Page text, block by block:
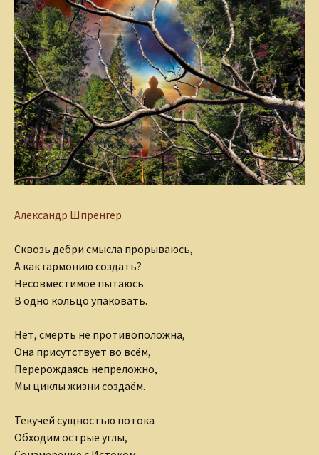
Александр Шпренгер
Сквозь дебри смысла прорываюсь,
А как гармонию создать?
Несовместимое пытаюсь
В одно кольцо упаковать.
Нет, смерть не противоположна,
Она присутствует во всём,
Перерождаясь непреложно,
Мы циклы жизни создаём.
Текучей сущностью потока
Обходим острые углы,